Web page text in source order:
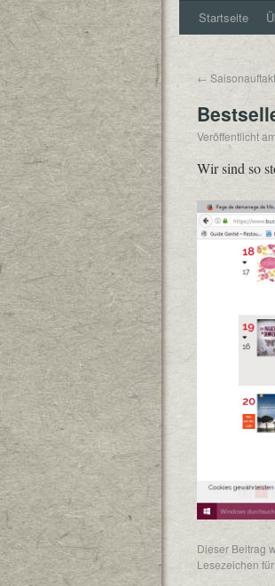
Startseite
← Saisonauftakt
Veröffentlicht am
Wir sind so
Dieser Beitrag
Lesezeichen